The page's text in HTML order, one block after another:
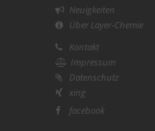
Neuigkeiten
Über Layer-Chemie
Kontakt
Impressum
Datenschutz
xing
facebook